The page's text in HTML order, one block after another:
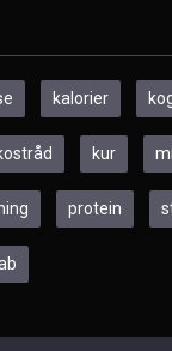
kalorier
kur
protein